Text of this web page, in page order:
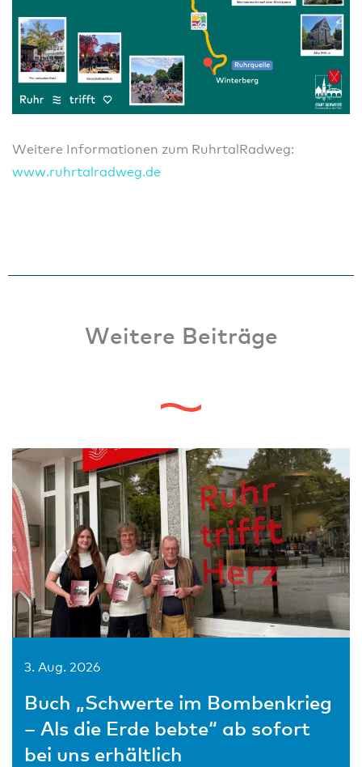
Weitere Informationen zum RuhrtalRadweg:
www.ruhrtalradweg.de
Weitere Beiträge
3. Aug. 2026
Buch „Schwerte im Bombenkrieg
– Als die Erde bebte“ ab sofort
bei uns erhältlich